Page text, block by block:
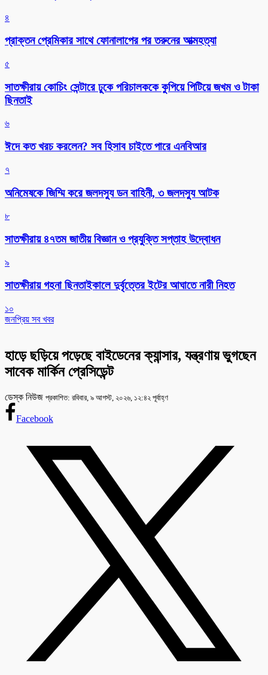
৪
প্রাক্তন প্রেমিকার সাথে ফোনালাপের পর তরুনের আত্মহত্যা
৫
সাতক্ষীরায় কোচিং সেন্টারে ঢুকে পরিচালককে কুপিয়ে পিটিয়ে জখম ও টাকা
ছিনতাই
৬
ঈদে কত খরচ করলেন? সব হিসাব চাইতে পারে এনবিআর
৭
অনিমেষকে জিম্মি করে জলদস্যু ডন বাহিনী, ৩ জলদস্যু আটক
৮
সাতক্ষীরায় ৪৭তম জাতীয় বিজ্ঞান ও প্রযুক্তি সপ্তাহ উদ্বোধন
৯
সাতক্ষীরায় গহনা ছিনতাইকালে দুর্বৃত্তের ইটের আঘাতে নারী নিহত
১০
জনপ্রিয় সব খবর
হাড়ে ছড়িয়ে পড়েছে বাইডেনের ক্যান্সার, যন্ত্রণায় ভুগছেন
সাবেক মার্কিন প্রেসিডেন্ট
ডেস্ক নিউজ প্রকাশিত: রবিবার, ৯ আগস্ট, ২০২৬, ১২:৪২ পূর্বাহ্ণ
Facebook